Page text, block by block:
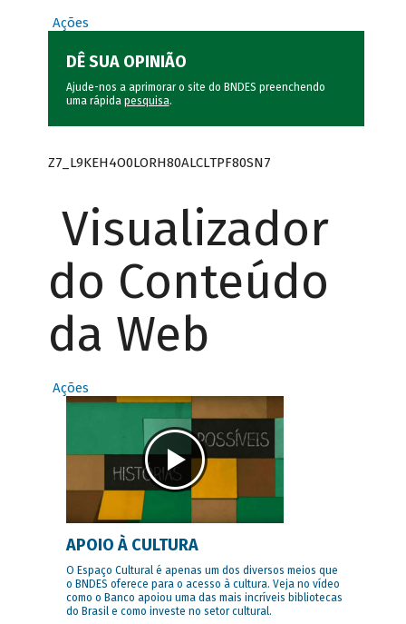
Ações
DÊ SUA OPINIÃO
Ajude-nos a aprimorar o site do BNDES preenchendo
uma rápida pesquisa.
Z7_L9KEH4O0LORH80ALCLTPF80SN7
Visualizador
do Conteúdo
da Web
Ações
APOIO À CULTURA
O Espaço Cultural é apenas um dos diversos meios que
o BNDES oferece para o acesso à cultura. Veja no vídeo
como o Banco apoiou uma das mais incríveis bibliotecas
do Brasil e como investe no setor cultural.